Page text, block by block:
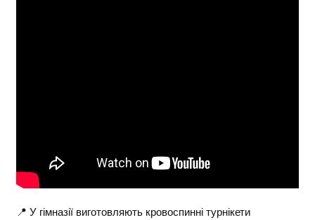
📍 У гімназії виготовляють кровоспинні турнікети